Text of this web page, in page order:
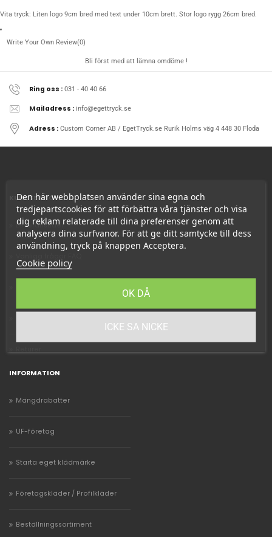
Vita tryck: Liten logo 9cm bred med text under 10cm brett. Stor logo rygg 26cm bred.
Write Your Own Review(0)
Bli först med att lämna omdöme !
Ring oss : 031 - 40 40 66
Mailadress : info@egettryck.se
Adress : Custom Corner AB / EgetTryck.se Rurik Holms väg 4 448 30 Floda
KUNDSERVICE
Leveranstider
INFORMATION
Mängdrabatter
UF-företag
Starta eget klädmärke
Företagskläder / Profilkläder
Beställningssortiment
Den här webbplatsen använder sina egna och
tredjepartscookies för att förbättra våra tjänster och visa
dig reklam relaterade till dina preferenser genom att
analysera dina surfvanor. För att ge ditt samtycke till dess
användning, tryck på knappen Acceptera.
Cookie policy
ICKE SA NICKE
OK DÅ